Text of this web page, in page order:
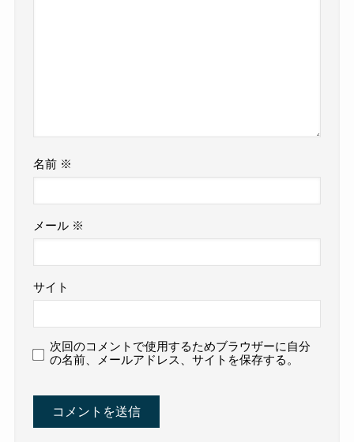
名前 ※
メール ※
サイト
次回のコメントで使用するためブラウザーに自分
の名前、メールアドレス、サイトを保存する。